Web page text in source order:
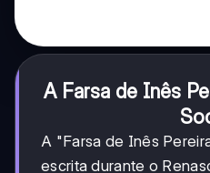
A Farsa de Inês
A "Farsa de Inês
escrita durante o